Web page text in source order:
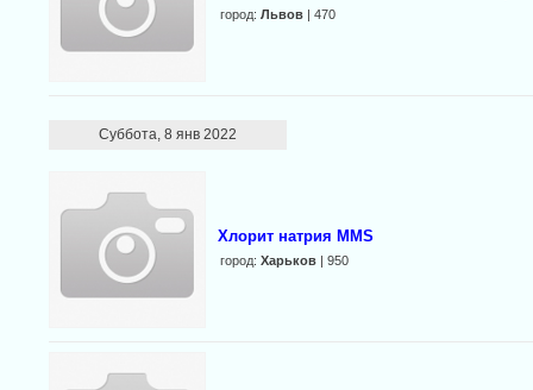
город: Львов| 470
Суббота, 8 янв 2022
Хлорит натрия MMS
город: Харьков| 950